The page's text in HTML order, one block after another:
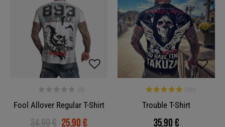
Fool Allover Regular T-Shirt
34,90 € 25,90 €
Trouble T-Shirt
35,90 €